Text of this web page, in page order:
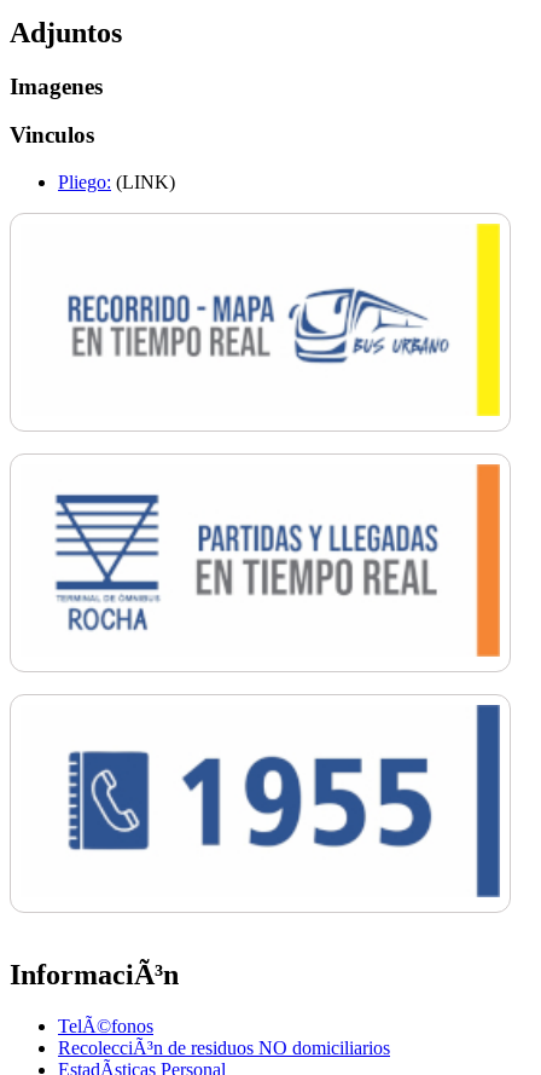
Adjuntos
Imagenes
Vinculos
Pliego: (LINK)
InformaciÃ³n
TelÃ©fonos
RecolecciÃ³n de residuos NO domiciliarios
EstadÃ­sticas Personal